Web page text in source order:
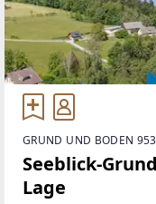
GRUND UND BODEN
Seeblick-
Lage